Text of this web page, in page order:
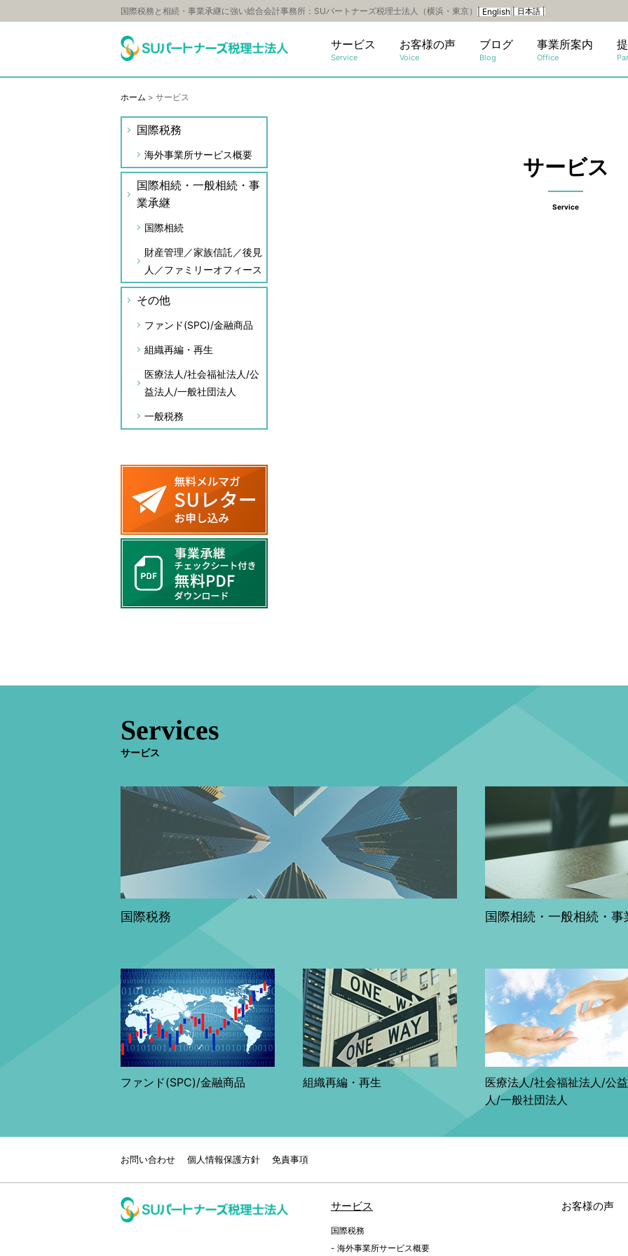
国際税務と相続・事業承継に強い総合会計事務所：SUパートナーズ税理士法人（横浜・東京） | English | 日本語 |
サービス
Service
お客様の声
Voice
ブログ
Blog
事業所案内
Office
ホーム > サービス
サービス
Service
国際税務
海外事業所サービス概要
国際相続・一般相続・事
業承継
国際相続
財産管理／家族信託／後見
人／ファミリーオフィース
その他
ファンド(SPC)/金融商品
組織再編・再生
医療法人/社会福祉法人/公
益法人/一般社団法人
一般税務
Services
サービス
国際税務 国際相続・一般相続・事
ファンド(SPC)/金融商品 組織再編・再生
医療法人/社会福祉法人/公
人/一般社団法人
お問い合わせ 個人情報保護方針 免責事項
サービス
国際税務
海外事業所サービス概要
お客様の声